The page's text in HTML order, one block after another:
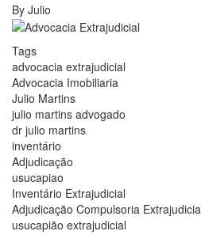
By Julio
Tags
advocacia extrajudicial
Advocacia Imobiliaria
Julio Martins
julio martins advogado
dr julio martins
inventário
Adjudicação
usucapiao
Inventário Extrajudicial
Adjudicação Compulsoria
usucapião extrajudicial